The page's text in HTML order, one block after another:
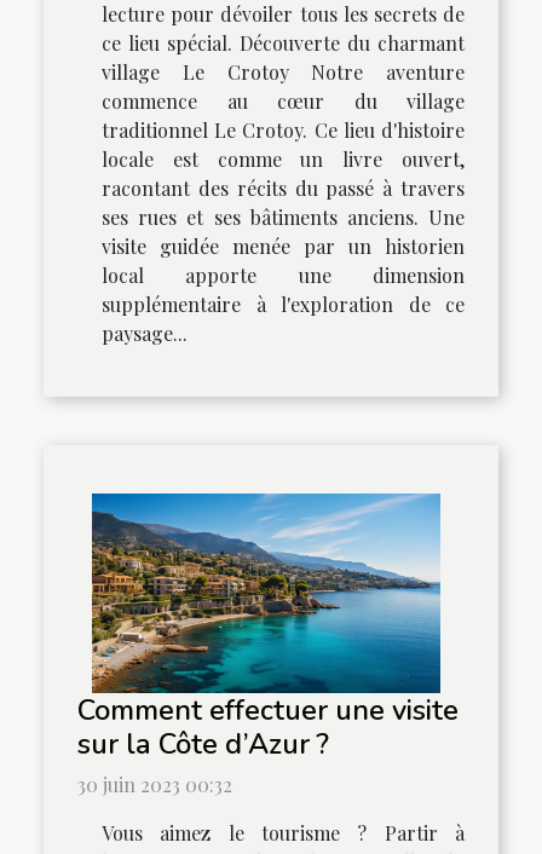
lecture pour dévoiler tous les secrets de
ce lieu spécial. Découverte du charmant
village Le Crotoy Notre aventure
commence au cœur du village
traditionnel Le Crotoy. Ce lieu d'histoire
locale est comme un livre ouvert,
racontant des récits du passé à travers
ses rues et ses bâtiments anciens. Une
visite guidée menée par un historien
local apporte une dimension
supplémentaire à l'exploration de ce
paysage...
Comment effectuer une visite
sur la Côte d’Azur ?
30 juin 2023 00:32
Vous aimez le tourisme ? Partir à